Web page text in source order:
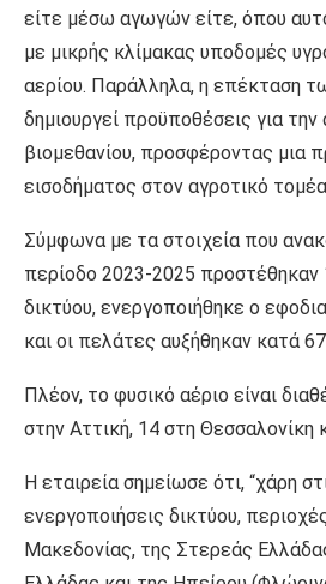
είτε μέσω αγωγών είτε, όπου
με μικρής κλίμακας υποδομές
αερίου. Παράλληλα, η επέκταση
δημιουργεί προϋποθέσεις για
βιομεθανίου, προσφέροντας μια
εισοδήματος στον αγροτικό
Σύμφωνα με τα στοιχεία που
περίοδο 2023-2025 προστέθηκαν
δικτύου, ενεργοποιήθηκε ο
και οι πελάτες αυξήθηκαν κατά
Πλέον, το φυσικό αέριο είναι
στην Αττική, 14 στη Θεσσαλονίκη
Η εταιρεία σημείωσε ότι, “χάρη
ενεργοποιήσεις δικτύου,
Μακεδονίας, της Στερεάς